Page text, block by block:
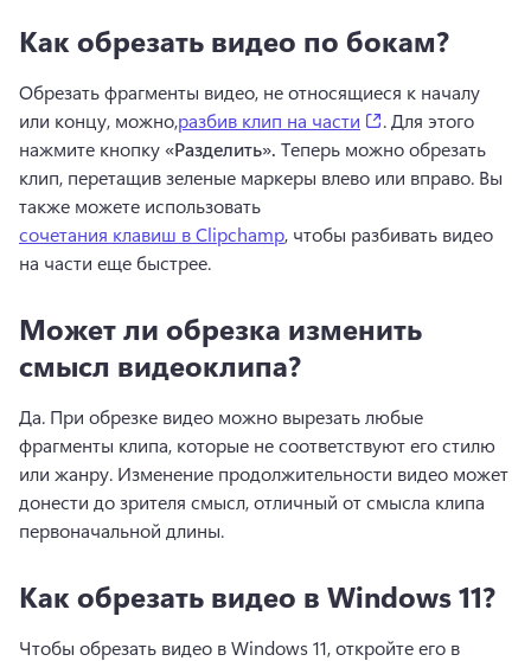
Как обрезать видео по бокам?
Обрезать фрагменты видео, не относящиеся к началу
или концу, можно,разбив клип на части (opens in a new
. Для этого
нажмите кнопку «Разделить». Теперь можно обрезать
клип, перетащив зеленые маркеры влево или вправо. Вы
также можете использовать
сочетания клавиш в Clipchamp, чтобы разбивать видео
на части еще быстрее.
Может ли обрезка изменить
смысл видеоклипа?
Да. При обрезке видео можно вырезать любые
фрагменты клипа, которые не соответствуют его стилю
или жанру. Изменение продолжительности видео может
донести до зрителя смысл, отличный от смысла клипа
первоначальной длины.
Как обрезать видео в Windows 11?
Чтобы обрезать видео в Windows 11, откройте его в